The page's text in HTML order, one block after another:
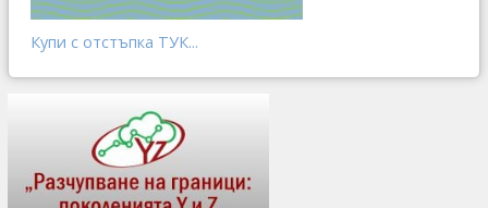
Купи с отстъпка ТУК...